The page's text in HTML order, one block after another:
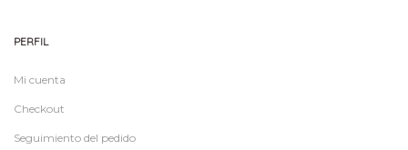
PERFIL
Mi cuenta
Checkout
Seguimiento del pedido